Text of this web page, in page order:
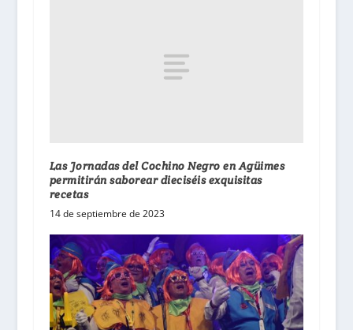
Las Jornadas del Cochino Negro en Agüimes
permitirán saborear dieciséis exquisitas
recetas
14 de septiembre de 2023